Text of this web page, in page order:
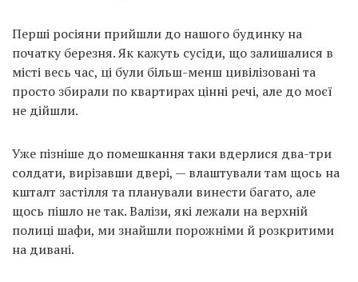
Перші росіяни прийшли до нашого будинку на
початку березня. Як кажуть сусіди, що залишалися в
місті весь час, ці були більш-менш цивілізовані та
просто збирали по квартирах цінні речі, але до моєї
не дійшли.
Уже пізніше до помешкання таки вдерлися два-три
солдати, вирізавши двері, — влаштували там щось на
кшталт застілля та планували винести багато, але
щось пішло не так. Валізи, які лежали на верхній
полиці шафи, ми знайшли порожніми й розкритими
на дивані.